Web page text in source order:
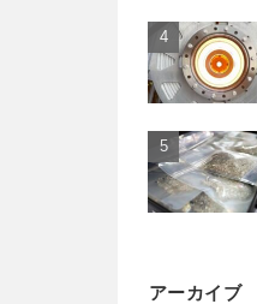
アーカイブ